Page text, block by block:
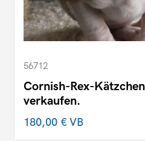
56712
Cornish-Rex-
verkaufen.
180,00 €VB